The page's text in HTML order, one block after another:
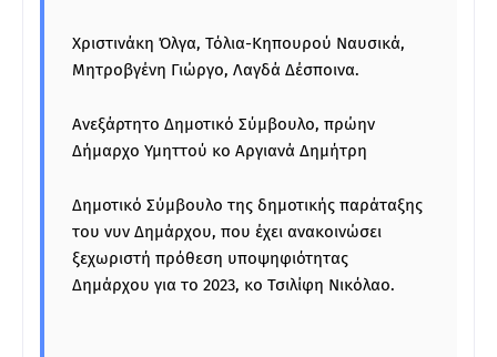
Χριστινάκη Όλγα, Τόλια-Κηπουρού Ναυσικά,
Μητροβγένη Γιώργο, Λαγδά Δέσποινα.
Ανεξάρτητο Δημοτικό Σύμβουλο, πρώην
Δήμαρχο Υμηττού κο Αργιανά Δημήτρη
Δημοτικό Σύμβουλο της δημοτικής παράταξης
του νυν Δημάρχου, που έχει ανακοινώσει
ξεχωριστή πρόθεση υποψηφιότητας
Δημάρχου για το 2023, κο Τσιλίφη Νικόλαο.